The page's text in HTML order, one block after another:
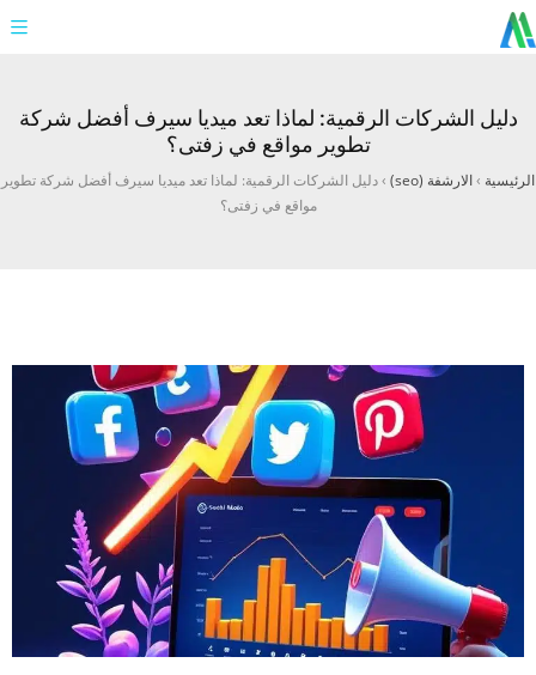
دليل الشركات الرقمية: لماذا تعد ميديا سيرف أفضل شركة
تطوير مواقع في زفتى؟
الرئيسية ›الارشفة (seo) ›دليل الشركات الرقمية: لماذا تعد ميديا سيرف أفضل شركة تطوير
مواقع في زفتى؟